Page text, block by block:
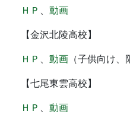
ＨＰ 動画
【金沢北陵高校】
ＨＰ 動画 （子供向け、
【七尾東雲高校】
ＨＰ 動画